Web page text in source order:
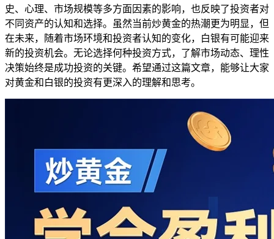
史、心理、市场规模等多方面因素的影响，也反映了投资者对
不同资产的认知和选择。虽然当前炒黄金的热潮更为明显，但
在未来，随着市场环境和投资者认知的变化，白银有可能迎来
新的投资机会。无论选择何种投资方式，了解市场动态、理性
决策始终是成功投资的关键。希望通过这篇文章，能够让大家
对黄金和白银的投资有更深入的理解和思考。